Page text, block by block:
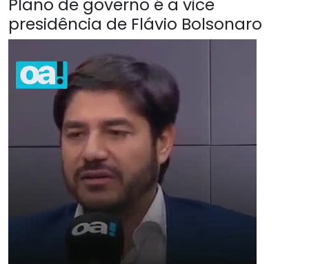
Plano de governo é a vice
presidência de Flávio Bolsonaro